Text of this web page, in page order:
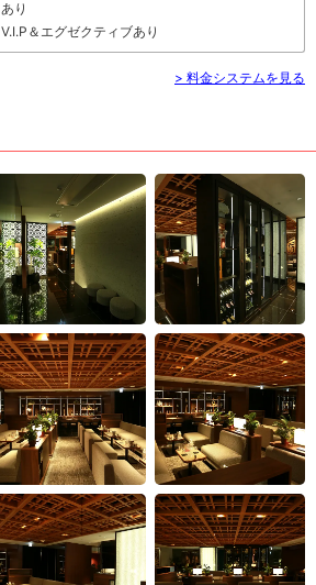
あり
V.I.P＆エグゼクティブあり
> 料金システムを見る